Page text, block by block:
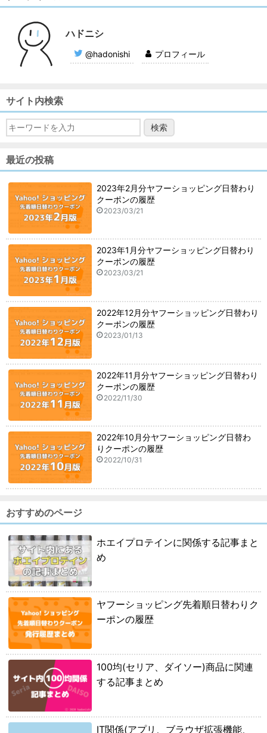
ハドニシ
@hadonishi プロフィール
サイト内検索
最近の投稿
2023年2月分ヤフーショッピング日替わり
クーポンの履歴
2023/03/21
2023年1月分ヤフーショッピング日替わり
クーポンの履歴
2023/03/21
2022年12月分ヤフーショッピング日替わり
クーポンの履歴
2023/01/13
2022年11月分ヤフーショッピング日替わり
クーポンの履歴
2022/11/30
2022年10月分ヤフーショッピング日替わ
りクーポンの履歴
2022/10/31
おすすめのページ
ホエイプロテインに関係する記事まと
め
ヤフーショッピング先着順日替わりク
ーポンの履歴
100均(セリア、ダイソー)商品に関連
する記事まとめ
IT関係(アプリ、ブラウザ拡張機能、